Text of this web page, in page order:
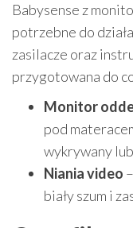
Babysense z
potrzebne do
zasilacze oraz
przygotowana do
Monitor
pod
wykrywany
Niania video
biały szum i